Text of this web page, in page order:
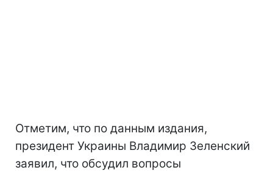
Отметим, что по данным издания,
президент Украины Владимир Зеленский
заявил, что обсудил вопросы